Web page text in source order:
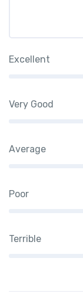
Excellent
Very Good
Average
Poor
Terrible